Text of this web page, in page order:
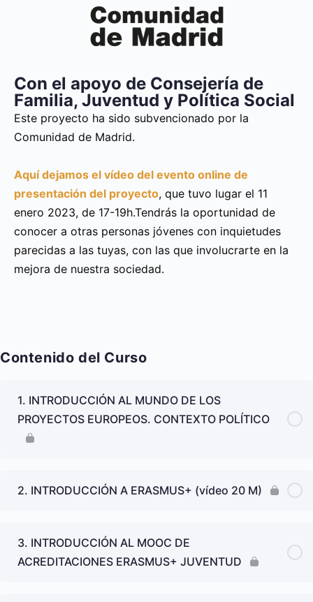
Con el apoyo de Consejería de
Familia, Juventud y Política Social
Este proyecto ha sido subvencionado por la
Comunidad de Madrid.
Aquí dejamos el vídeo del evento online de
presentación del proyecto, que tuvo lugar el 11
enero 2023, de 17-19h.Tendrás la oportunidad de
conocer a otras personas jóvenes con inquietudes
parecidas a las tuyas, con las que involucrarte en la
mejora de nuestra sociedad.
Contenido del Curso
1. INTRODUCCIÓN AL MUNDO DE LOS
PROYECTOS EUROPEOS. CONTEXTO POLÍTICO
2. INTRODUCCIÓN A ERASMUS+ (vídeo 20 M)
3. INTRODUCCIÓN AL MOOC DE
ACREDITACIONES ERASMUS+ JUVENTUD